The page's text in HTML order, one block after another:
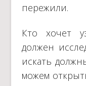
пережили.
Кто хочет
должен
искать
можем